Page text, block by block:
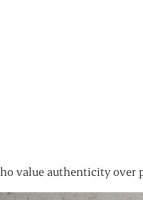
authenticity over